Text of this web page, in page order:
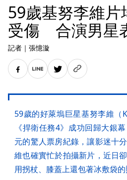
59歲基努李維片
受傷 合演男星
記者 ｜ 張憶漩
59歲的好萊塢巨星基努李維（
《捍衛任務4》成功回歸大銀
元的驚人票房紀錄，讓影迷十
維也確實忙於拍攝新片，近日
用拐杖、膝蓋上還包著冰敷袋的